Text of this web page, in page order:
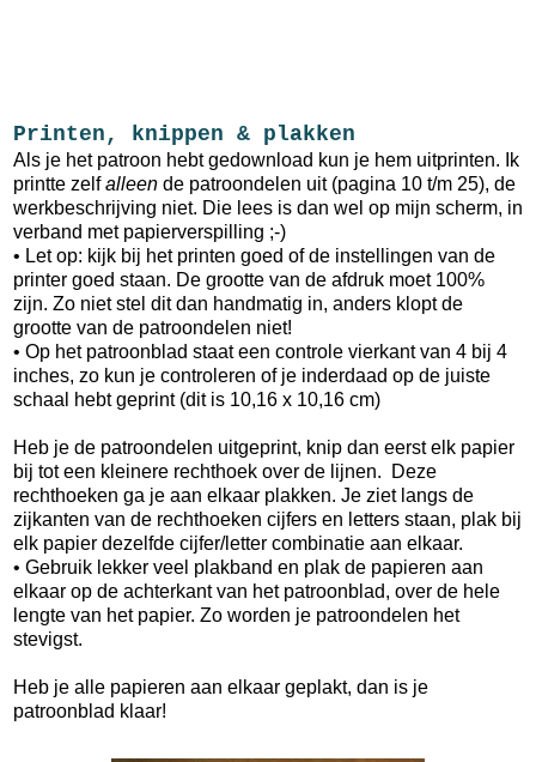
Printen, knippen & plakken
Als je het patroon hebt gedownload kun je hem uitprinten. Ik
printte zelfalleen de patroondelen uit (pagina 10 t/m 25), de
werkbeschrijving niet. Die lees is dan wel op mijn scherm, in
verband met papierverspilling ;-)
• Let op: kijk bij het printen goed of de instellingen van de
printer goed staan. De grootte van de afdruk moet 100%
zijn. Zo niet stel dit dan handmatig in, anders klopt de
grootte van de patroondelen niet!
• Op het patroonblad staat een controle vierkant van 4 bij 4
inches, zo kun je controleren of je inderdaad op de juiste
schaal hebt geprint (dit is 10,16 x 10,16 cm)
Heb je de patroondelen uitgeprint, knip dan eerst elk papier
bij tot een kleinere rechthoek over de lijnen. Deze
rechthoeken ga je aan elkaar plakken. Je ziet langs de
zijkanten van de rechthoeken cijfers en letters staan, plak bij
elk papier dezelfde cijfer/letter combinatie aan elkaar.
• Gebruik lekker veel plakband en plak de papieren aan
elkaar op de achterkant van het patroonblad, over de hele
lengte van het papier. Zo worden je patroondelen het
stevigst.
Heb je alle papieren aan elkaar geplakt, dan is je
patroonblad klaar!